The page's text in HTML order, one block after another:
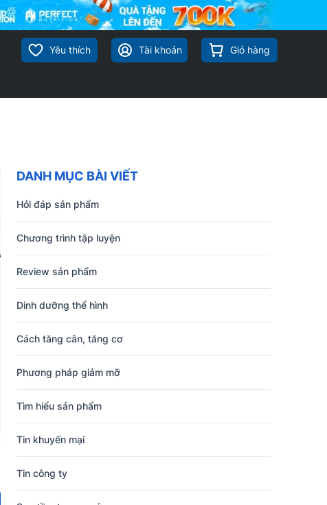
Yêu thích Tài khoản Giỏ hàng
DANH MỤC BÀI VIẾT
Hỏi đáp sản phẩm
Chương trình tập luyện
Review sản phẩm
Dinh dưỡng thể hình
Cách tăng cân, tăng cơ
Phương pháp giảm mỡ
Tìm hiểu sản phẩm
Tin khuyến mại
Tin công ty